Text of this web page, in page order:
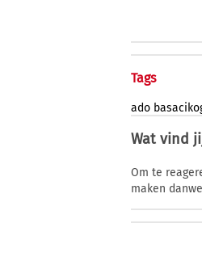
Tags
ado
Wat vind
Om te
maken